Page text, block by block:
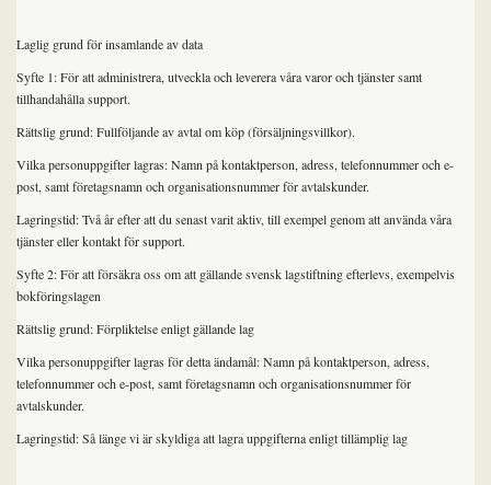
Laglig grund för insamlande av data
Syfte 1: För att administrera, utveckla och leverera våra varor och tjänster samt
tillhandahålla support.
Rättslig grund: Fullföljande av avtal om köp (försäljningsvillkor).
Vilka personuppgifter lagras: Namn på kontaktperson, adress, telefonnummer och e-
post, samt företagsnamn och organisationsnummer för avtalskunder.
Lagringstid: Två år efter att du senast varit aktiv, till exempel genom att använda våra
tjänster eller kontakt för support.
Syfte 2: För att försäkra oss om att gällande svensk lagstiftning efterlevs, exempelvis
bokföringslagen
Rättslig grund: Förpliktelse enligt gällande lag
Vilka personuppgifter lagras för detta ändamål: Namn på kontaktperson, adress,
telefonnummer och e-post, samt företagsnamn och organisationsnummer för
avtalskunder.
Lagringstid: Så länge vi är skyldiga att lagra uppgifterna enligt tillämplig lag